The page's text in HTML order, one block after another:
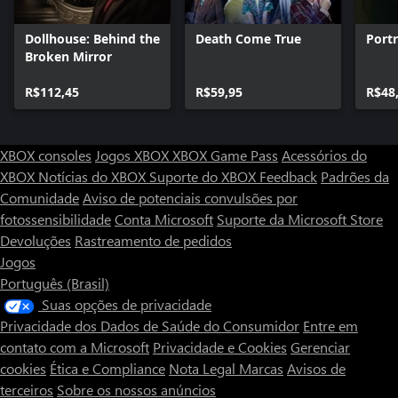
Dollhouse: Behind the
Broken Mirror
R$112,45
Death Come True
R$59,95
XBOX consoles Jogos XBOXXBOX Game Pass Acessórios do
XBOX Notícias do XBOX Suporte do XBOX Feedback Padrões da
ComunidadeAviso de potenciais convulsões por
fotossensibilidadeConta Microsoft Suporte da Microsoft Store
Devoluções Rastreamento de pedidos
Jogos
Português (Brasil)
Suas opções de privacidade
Privacidade dos Dados de Saúde do Consumidor Entre em
contato com a Microsoft Privacidade e Cookies Gerenciar
cookies Ética e Compliance Nota Legal Marcas Avisos de
terceiros Sobre os nossos anúncios